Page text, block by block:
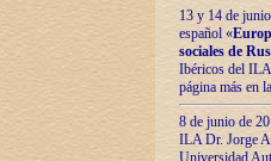
13 y 14 de
español «
sociales de
Ibéricos del ILA
página más en
8 de junio de
ILA Dr. Jorge
Universidad